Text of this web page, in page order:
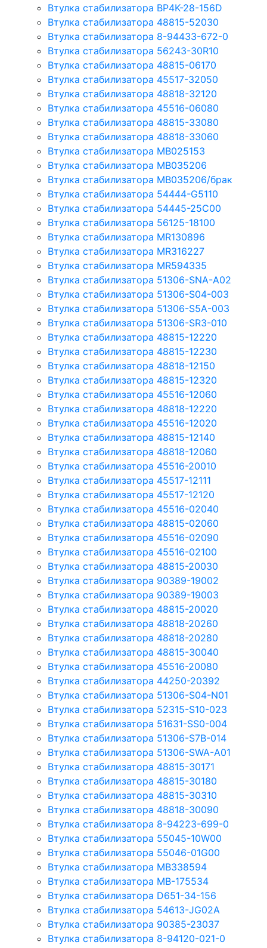
Втулка стабилизатора BP4K-28-156D
Втулка стабилизатора 48815-52030
Втулка стабилизатора 8-94433-672-0
Втулка стабилизатора 56243-30R10
Втулка стабилизатора 48815-06170
Втулка стабилизатора 45517-32050
Втулка стабилизатора 48818-32120
Втулка стабилизатора 45516-06080
Втулка стабилизатора 48815-33080
Втулка стабилизатора 48818-33060
Втулка стабилизатора MB025153
Втулка стабилизатора MB035206
Втулка стабилизатора MB035206/брак
Втулка стабилизатора 54444-G5110
Втулка стабилизатора 54445-25C00
Втулка стабилизатора 56125-18100
Втулка стабилизатора MR130896
Втулка стабилизатора MR316227
Втулка стабилизатора MR594335
Втулка стабилизатора 51306-SNA-A02
Втулка стабилизатора 51306-S04-003
Втулка стабилизатора 51306-S5A-003
Втулка стабилизатора 51306-SR3-010
Втулка стабилизатора 48815-12220
Втулка стабилизатора 48815-12230
Втулка стабилизатора 48818-12150
Втулка стабилизатора 48815-12320
Втулка стабилизатора 45516-12060
Втулка стабилизатора 48818-12220
Втулка стабилизатора 45516-12020
Втулка стабилизатора 48815-12140
Втулка стабилизатора 48818-12060
Втулка стабилизатора 45516-20010
Втулка стабилизатора 45517-12111
Втулка стабилизатора 45517-12120
Втулка стабилизатора 45516-02040
Втулка стабилизатора 48815-02060
Втулка стабилизатора 45516-02090
Втулка стабилизатора 45516-02100
Втулка стабилизатора 48815-20030
Втулка стабилизатора 90389-19002
Втулка стабилизатора 90389-19003
Втулка стабилизатора 48815-20020
Втулка стабилизатора 48818-20260
Втулка стабилизатора 48818-20280
Втулка стабилизатора 48815-30040
Втулка стабилизатора 45516-20080
Втулка стабилизатора 44250-20392
Втулка стабилизатора 51306-S04-N01
Втулка стабилизатора 52315-S10-023
Втулка стабилизатора 51631-SS0-004
Втулка стабилизатора 51306-S7B-014
Втулка стабилизатора 51306-SWA-A01
Втулка стабилизатора 48815-30171
Втулка стабилизатора 48815-30180
Втулка стабилизатора 48815-30310
Втулка стабилизатора 48818-30090
Втулка стабилизатора 8-94223-699-0
Втулка стабилизатора 55045-10W00
Втулка стабилизатора 55046-01G00
Втулка стабилизатора MB338594
Втулка стабилизатора MB-175534
Втулка стабилизатора D651-34-156
Втулка стабилизатора 54613-JG02A
Втулка стабилизатора 90385-23037
Втулка стабилизатора 8-94120-021-0